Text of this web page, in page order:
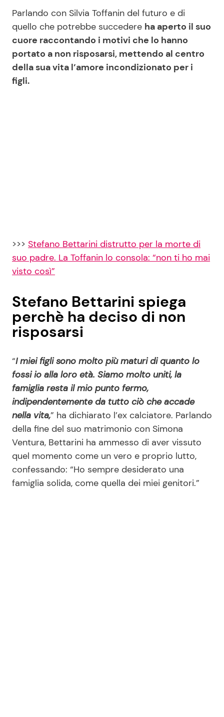
Privacy Policy
Parlando con Silvia Toffanin del futuro e di
quello che potrebbe succedere ha aperto il suo
cuore raccontando i motivi che lo hanno
portato a non risposarsi, mettendo al centro
della sua vita l’amore incondizionato per i
figli.
>>> Stefano Bettarini distrutto per la morte di
suo padre. La Toffanin lo consola: “non ti ho mai
visto così”
Stefano Bettarini spiega
perchè ha deciso di non
risposarsi
“I miei figli sono molto più maturi di quanto lo
fossi io alla loro età. Siamo molto uniti, la
famiglia resta il mio punto fermo,
indipendentemente da tutto ciò che accade
nella vita,” ha dichiarato l’ex calciatore. Parlando
della fine del suo matrimonio con Simona
Ventura, Bettarini ha ammesso di aver vissuto
quel momento come un vero e proprio lutto,
confessando: “Ho sempre desiderato una
famiglia solida, come quella dei miei genitori.”